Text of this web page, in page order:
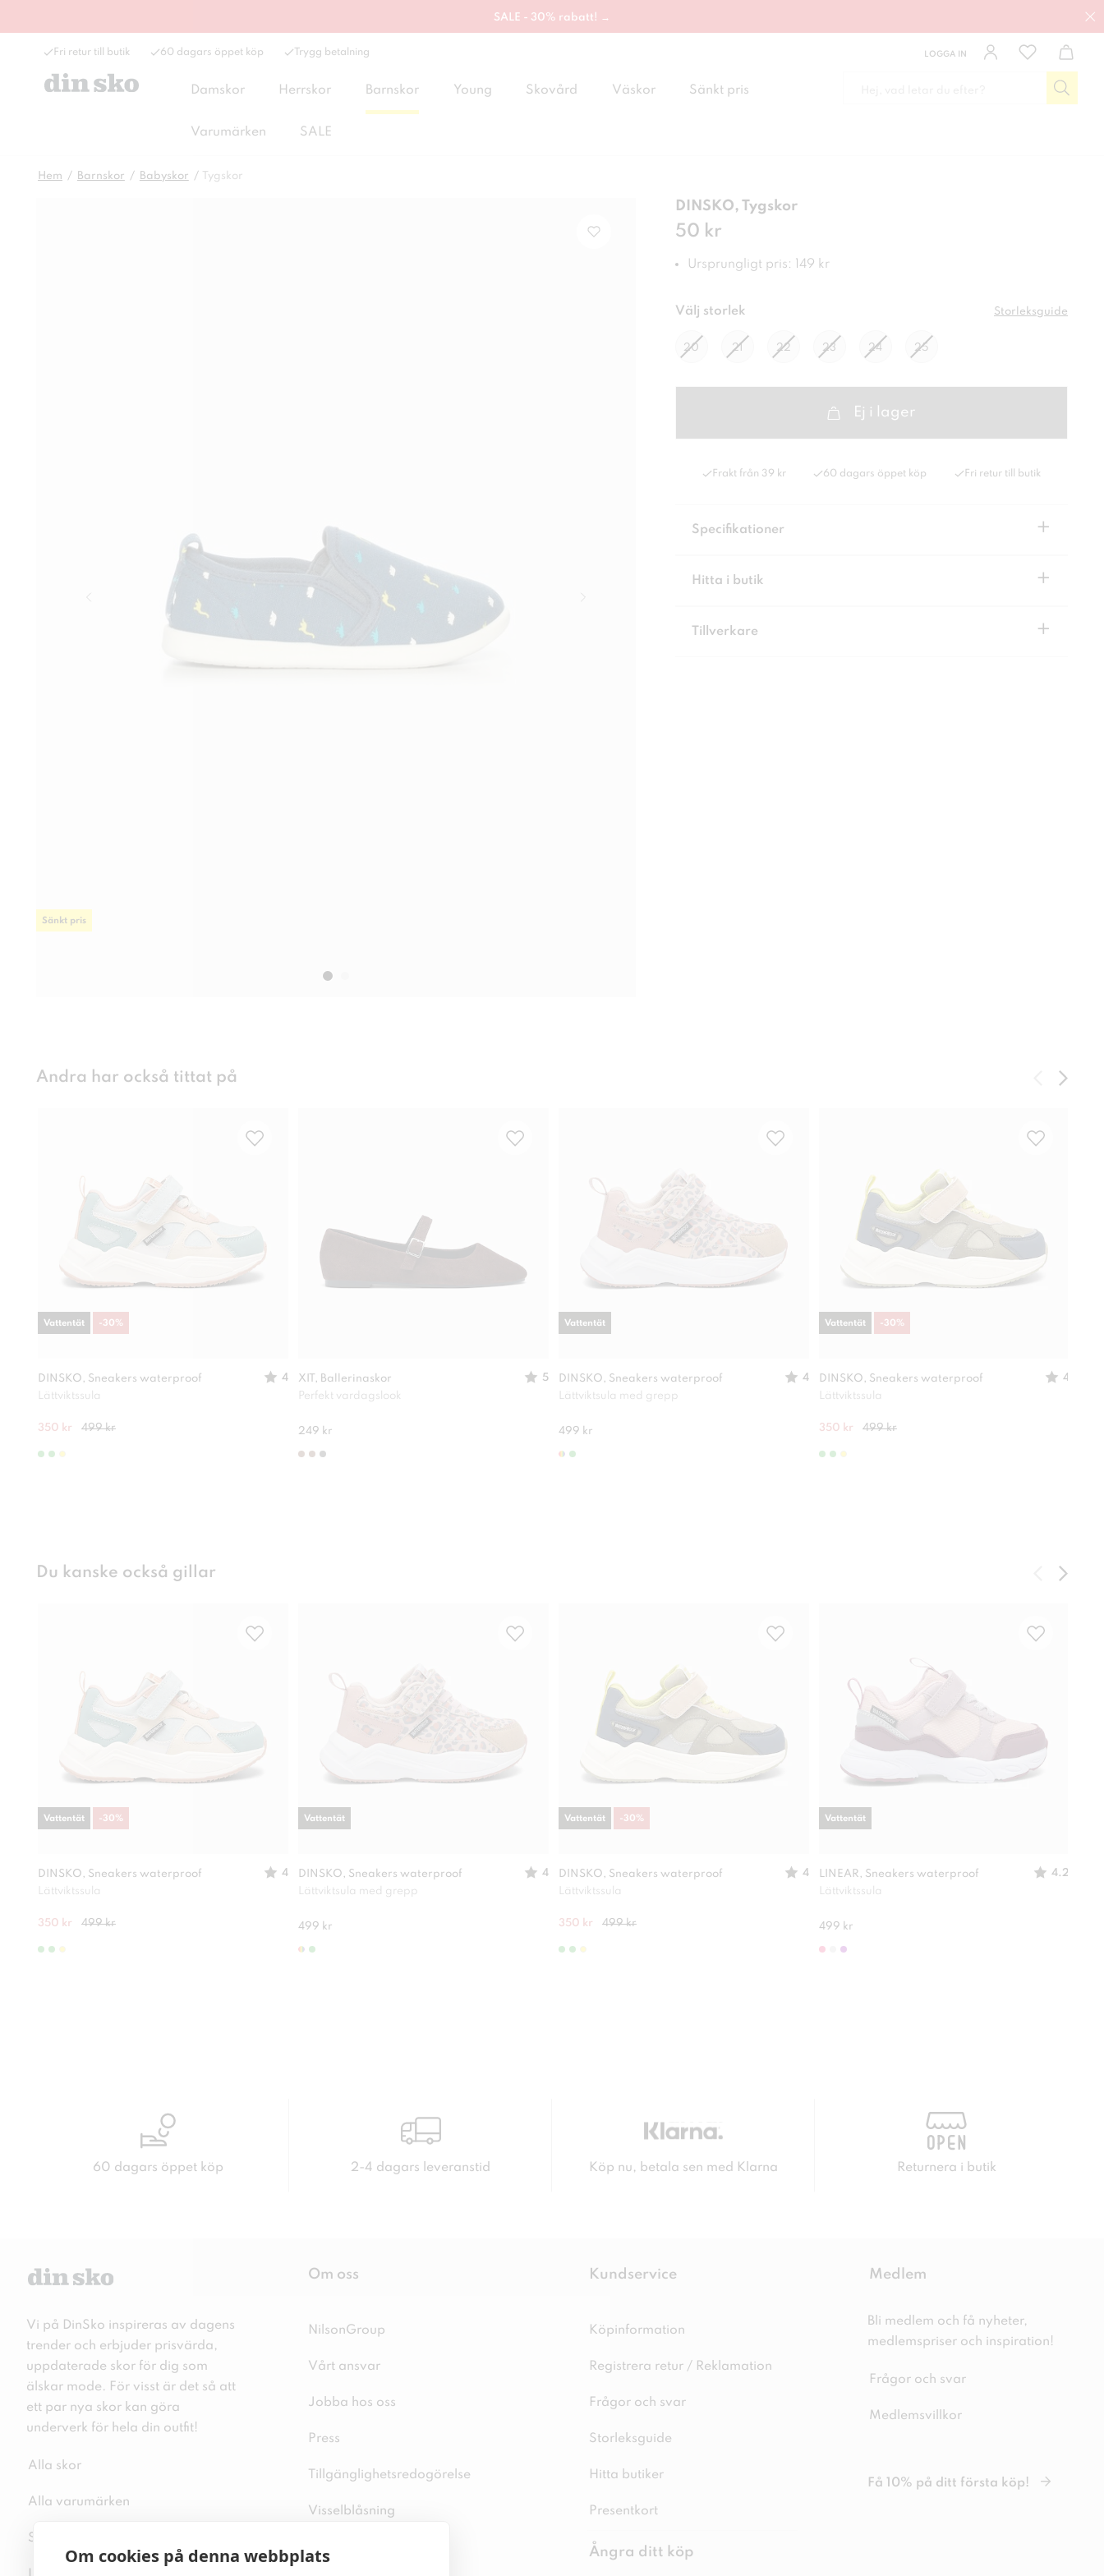
Om cookies på denna webbplats
SALE - 30% rabatt! →
Fri retur till butik 60 dagars öppet köp Trygg betalning LOGGA IN
Damskor Herrskor Barnskor Young Skovård Väskor Sänkt pris
Varumärken SALE
Hem Barnskor Babyskor Tygskor
Sänkt pris
DINSKO, Tygskor
Pris :50 kr
50 kr
Ursprungligt pris: 149 kr
Välj storlek Storleksguide
20 21 22 23 24 25
Ej i lager
Frakt från 39 kr 60 dagars öppet köp Fri retur till butik
Specifikationer +
Hitta i butik +
Tillverkare +
Andra har också tittat på
DINSKO, Sneakers waterproof
4
Lättviktssula
350 kr 499 kr
Vattentät -30%
XIT, Ballerinaskor
5
Perfekt vardagslook
249 kr
DINSKO, Sneakers waterproof
4
Lättviktsula med grepp
499 kr
Vattentät
DINSKO, Sneakers waterproof
4
Lättviktssula
350 kr 499 kr
Vattentät -30%
Du kanske också gillar
DINSKO, Sneakers waterproof
4
Lättviktssula
350 kr 499 kr
Vattentät -30%
DINSKO, Sneakers waterproof
4
Lättviktsula med grepp
499 kr
Vattentät
DINSKO, Sneakers waterproof
4
Lättviktssula
350 kr 499 kr
Vattentät -30%
LINEAR, Sneakers waterproof
4.2
Lättviktssula
499 kr
Vattentät
60 dagars öppet köp 2-4 dagars leveranstid Köp nu, betala sen med Klarna Returnera i butik
Vi på DinSko inspireras av dagens
trender och erbjuder prisvärda,
uppdaterade skor för dig som
älskar mode. För visst är det så att
ett par nya skor kan göra
underverk för hela din outfit!
Alla skor
Alla varumärken
Sitemap
Om oss
NilsonGroup
Vårt ansvar
Jobba hos oss
Press
Tillgänglighetsredogörelse
Visselblåsning
Kundservice
Köpinformation
Registrera retur / Reklamation
Frågor och svar
Storleksguide
Hitta butiker
Presentkort
Ångra ditt köp
Medlem
Bli medlem och få nyheter,
medlemspriser och inspiration!
Frågor och svar
Medlemsvillkor
Få 10% på ditt första köp!